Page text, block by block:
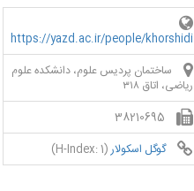
https://yazd.ac.ir/people/khorshidi
ساختمان پردیس علوم، دانشکده علوم
ریاضی، اتاق ۳۱۸
38210695
گوگل اسکولار(H-Index: 1)